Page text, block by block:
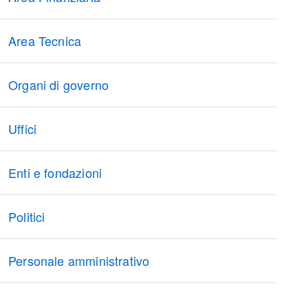
Area Tecnica
Organi di governo
Uffici
Enti e fondazioni
Politici
Personale amministrativo